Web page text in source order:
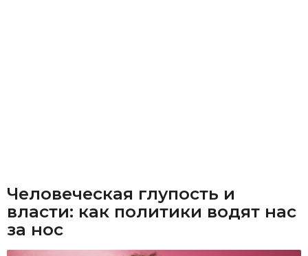
Человеческая глупость и
власти: как политики водят нас
за нос